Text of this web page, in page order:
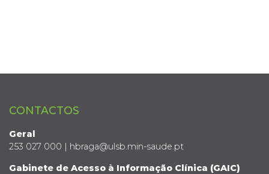
CONTACTOS
Geral
253 027 000 | hbraga@ulsb.min-saude.pt
Gabinete de Acesso à Informação Clínica (GAIC)